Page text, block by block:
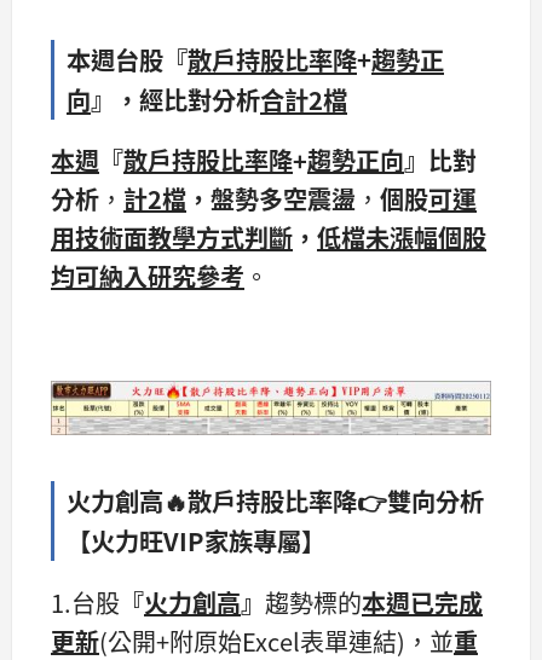
本週台股『散戶持股比率降+趨勢正
向』，經比對分析合計2檔
本週 『散戶持股比率降+趨勢正向』比對
分析 ， 計2檔 ，盤勢多空震盪 ， 個股可運
用技術面教學方式判斷 ， 低檔未漲幅個股
均可納入研究參考 。​
火力創高🔥散戶持股比率降👉雙向分析
【火力旺VIP家族專屬】
1.台股 『火力創高』 趨勢標的本週已完成
更新(公開+附原始Excel表單連結)，並重